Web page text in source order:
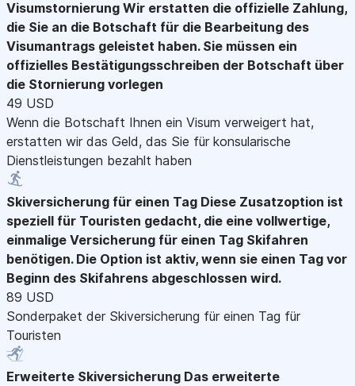
Visumstornierung Wir erstatten die offizielle Zahlung,
die Sie an die Botschaft für die Bearbeitung des
Visumantrags geleistet haben. Sie müssen ein
offizielles Bestätigungsschreiben der Botschaft über
die Stornierung vorlegen
49 USD
Wenn die Botschaft Ihnen ein Visum verweigert hat,
erstatten wir das Geld, das Sie für konsularische
Dienstleistungen bezahlt haben
Skiversicherung für einen Tag Diese Zusatzoption ist
speziell für Touristen gedacht, die eine vollwertige,
einmalige Versicherung für einen Tag Skifahren
benötigen. Die Option ist aktiv, wenn sie einen Tag vor
Beginn des Skifahrens abgeschlossen wird.
89 USD
Sonderpaket der Skiversicherung für einen Tag für
Touristen
Erweiterte Skiversicherung Das erweiterte